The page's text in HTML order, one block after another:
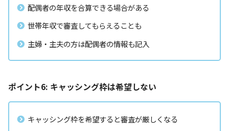
配偶者の年収を合算できる場合がある
世帯年収で審査してもらえることも
主婦・主夫の方は配偶者の情報も記入
ポイント6: キャッシング枠は希望しない
キャッシング枠を希望すると審査が厳しくなる